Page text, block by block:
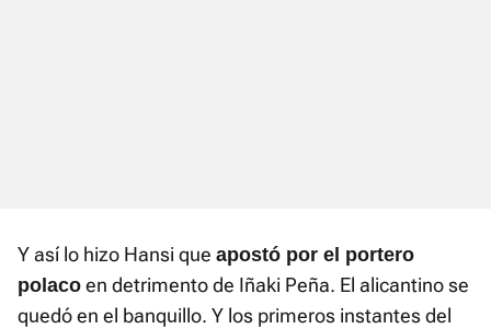
Y así lo hizo Hansi que apostó por el portero
polaco en detrimento de Iñaki Peña. El alicantino se
quedó en el banquillo. Y los primeros instantes del